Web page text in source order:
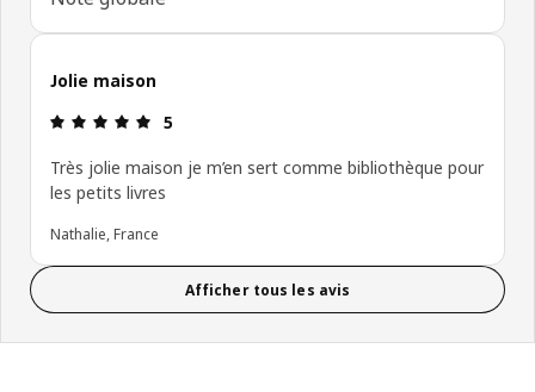
Jolie maison
Avis: 5 sur 5 étoiles
5
Très jolie maison je m’en sert comme bibliothèque pour
les petits livres
Nathalie, France
Afficher tous les avis